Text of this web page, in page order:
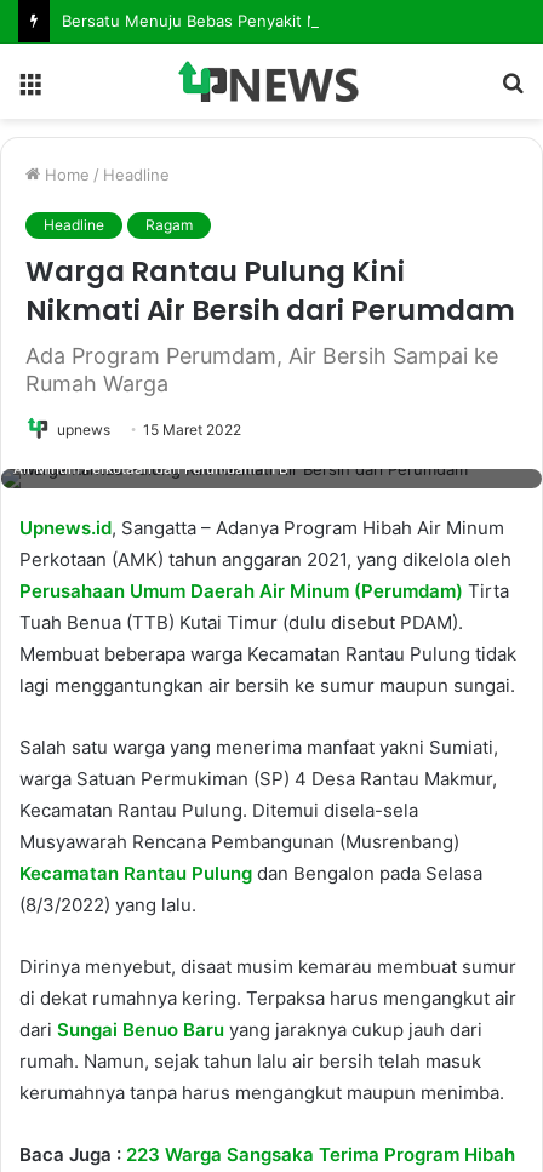
Home / Headline
Headline Ragam
Warga Rantau Pulung Kini
Nikmati Air Bersih dari Perumdam
Ada Program Perumdam, Air Bersih Sampai ke
Rumah Warga
upnews 15 Maret 2022
Sumiati, Salah Satu Warga Rantau Pulung Yang Mendapat Program Hibah
Air Minum Perkotaan dari Perumdam TTB
Upnews.id, Sangatta – Adanya Program Hibah Air Minum
Perkotaan (AMK) tahun anggaran 2021, yang dikelola oleh
Perusahaan Umum Daerah Air Minum (Perumdam) Tirta
Tuah Benua (TTB) Kutai Timur (dulu disebut PDAM).
Membuat beberapa warga Kecamatan Rantau Pulung tidak
lagi menggantungkan air bersih ke sumur maupun sungai.
Salah satu warga yang menerima manfaat yakni Sumiati,
warga Satuan Permukiman (SP) 4 Desa Rantau Makmur,
Kecamatan Rantau Pulung. Ditemui disela-sela
Musyawarah Rencana Pembangunan (Musrenbang)
Kecamatan Rantau Pulung dan Bengalon pada Selasa
(8/3/2022) yang lalu.
Dirinya menyebut, disaat musim kemarau membuat sumur
di dekat rumahnya kering. Terpaksa harus mengangkut air
dari Sungai Benuo Baru yang jaraknya cukup jauh dari
rumah. Namun, sejak tahun lalu air bersih telah masuk
kerumahnya tanpa harus mengangkut maupun menimba.
Baca Juga : 223 Warga Sangsaka Terima Program Hibah